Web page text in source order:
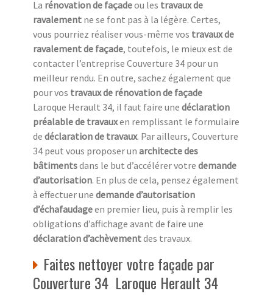
La rénovation de façadeou les travaux de
ravalement ne se font pas à la légère. Certes,
vous pourriez réaliser vous-même vos travaux de
ravalement de façade, toutefois, le mieux est de
contacter l’entreprise Couverture 34 pour un
meilleur rendu. En outre, sachez également que
pour vos travaux de rénovation de façade
Laroque Herault 34, il faut faire une déclaration
préalable de travauxen remplissant le formulaire
de déclaration de travaux. Par ailleurs, Couverture
34 peut vous proposer un architecte des
bâtimentsdans le but d’accélérer votre demande
d’autorisation. En plus de cela, pensez également
à effectuer une demande d’autorisation
d’échafaudageen premier lieu, puis à remplir les
obligations d’affichage avant de faire une
déclaration d’achèvementdes travaux.
Faites nettoyer votre façade par
Couverture 34 Laroque Herault 34